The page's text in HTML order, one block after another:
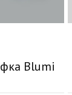
Blumi